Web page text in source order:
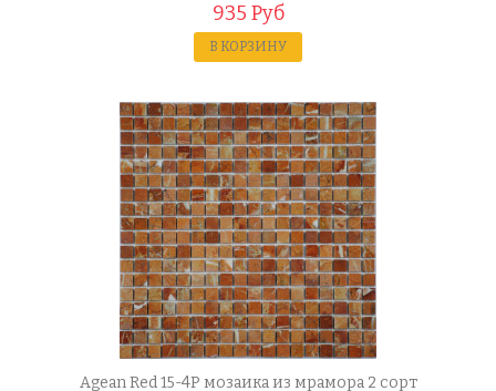
935 Руб
В КОРЗИНУ
Agean Red 15-4P мозаика из мрамора 2 сорт